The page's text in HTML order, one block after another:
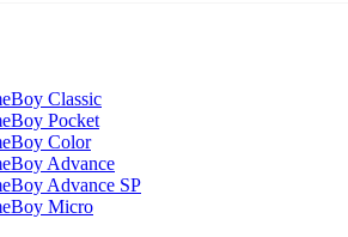
Classic
Pocket
Color
Advance
Advance SP
Micro